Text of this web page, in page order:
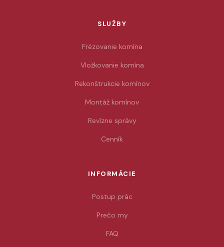
SLUŽBY
Frézovanie komína
Vložkovanie komína
Rekonštrukcie komínov
Montáž komínov
Revízne správy
Cenník
INFORMÁCIE
Postup prác
Prečo my
FAQ